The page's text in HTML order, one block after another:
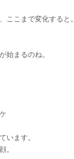
ここまで変化すると。
始まるのね。
います。
。